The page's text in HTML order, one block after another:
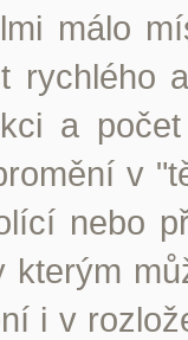
málo
rychlého
a
v
nebo
kterým
i v